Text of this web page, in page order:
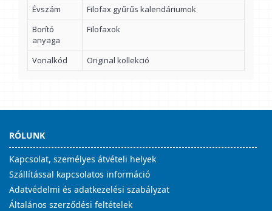
Évszám
Filofax gyűrűs kalendáriumok
Borító
anyaga
Filofaxok
Vonalkód Original kollekció
RÓLUNK
Kapcsolat, személyes átvételi helyek
Szállítással kapcsolatos információ
Adatvédelmi és adatkezelési szabályzat
Általános szerződési feltételek